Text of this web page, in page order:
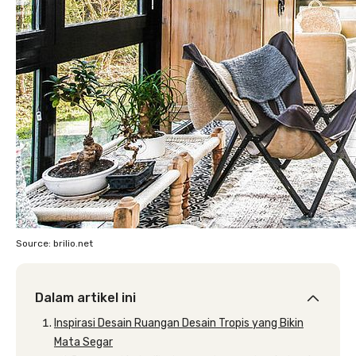
Source: brilio.net
Dalam artikel ini
Inspirasi Desain Ruangan Desain Tropis yang Bikin
Mata Segar